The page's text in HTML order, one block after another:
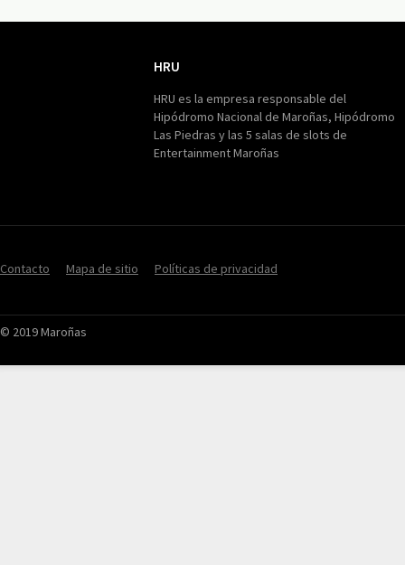
HRU
HRU es la empresa responsable del
Hipódromo Nacional de Maroñas, Hipódromo
Las Piedras y las 5 salas de slots de
Entertainment Maroñas
Contacto Mapa de sitio Políticas de privacidad
© 2019 Maroñas